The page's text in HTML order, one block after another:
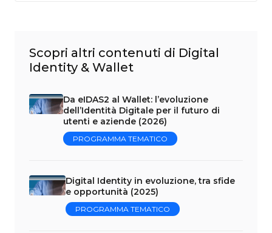
Scopri altri contenuti di Digital
Identity & Wallet
Da eIDAS2 al Wallet: l’evoluzione
dell’Identità Digitale per il futuro di
utenti e aziende (2026)
PROGRAMMA TEMATICO
Digital Identity in evoluzione, tra sfide
e opportunità (2025)
PROGRAMMA TEMATICO